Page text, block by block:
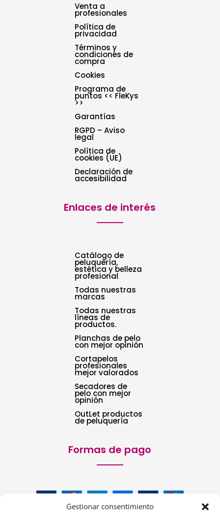
Gestionar consentimiento
Venta a
profesionales
Política de
privacidad
Términos y
condiciones de
compra
Cookies
Programa de
puntos << FleKys
>>
Garantías
RGPD – Aviso
legal
Política de
cookies (UE)
Declaración de
accesibilidad
Enlaces de interés
Catálogo de
peluquería,
estética y belleza
profesional
Todas nuestras
marcas
Todas nuestras
líneas de
productos.
Planchas de pelo
con mejor opinión
Cortapelos
profesionales
mejor valorados
Secadores de
pelo con mejor
opinión
OutLet productos
de peluquería
Formas de pago